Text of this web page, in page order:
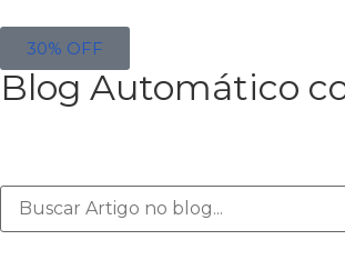
30% OFF
Blog Automático